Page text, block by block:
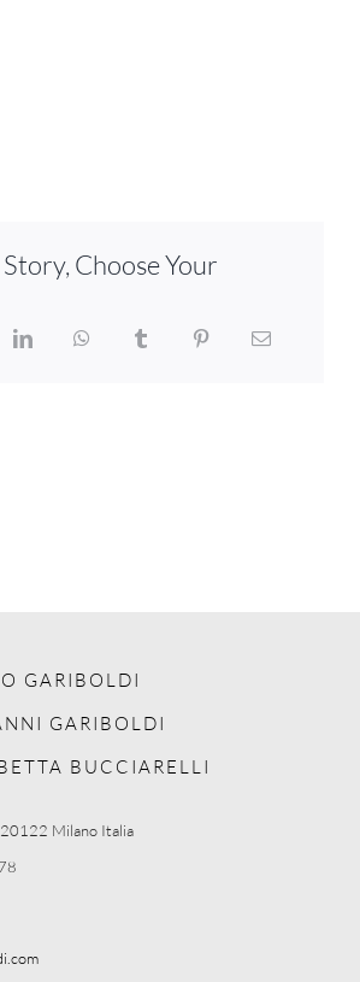
Choose Your
GARIBOLDI
GARIBOLDI
BUCCIARELLI
Milano Italia